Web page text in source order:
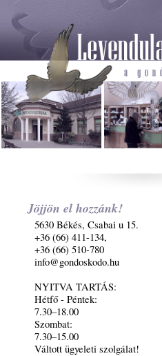
Jöjjön el hozzánk!
5630 Békés, Csabai u 15.
+36 (66) 411-134,
+36 (66) 510-780
info@gondoskodo.hu
NYITVA TARTÁS:
Hétfő - Péntek:
7.30–18.00
Szombat:
7.30–15.00
Váltott ügyeleti szolgálat!